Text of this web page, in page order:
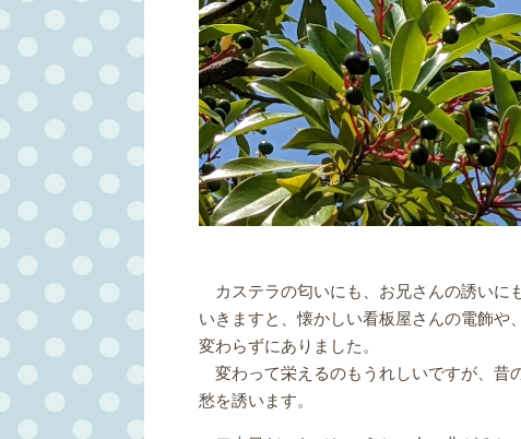
カステラの匂いにも、お兄さんの誘いに
いきますと、懐かしい看板屋さんの電飾や
変わらずにありました。
変わって栄えるのもうれしいですが、昔
愁を誘います。